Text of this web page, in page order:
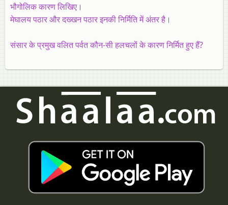
भौगोलिक कारण लिखिए।
मेघालय पठार और दख्खन पठार इनकी निर्मिति में अंतर है।
संसार के प्रमुख वलित पर्वत कौन-सी हलचलों के कारण निर्मित हुए हैं?